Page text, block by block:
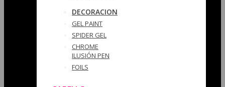
DECORACION
GEL PAINT
SPIDER GEL
CHROME
ILUSIÓN PEN
FOILS